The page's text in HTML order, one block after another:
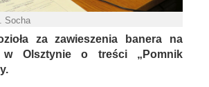
Socha
za zawieszenia banera na
w Olsztynie o treści „Pomnik